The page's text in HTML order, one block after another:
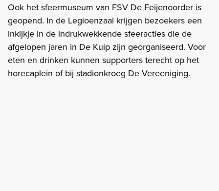
Ook het sfeermuseum van FSV De Feijenoorder is
geopend. In de Legioenzaal krijgen bezoekers een
inkijkje in de indrukwekkende sfeeracties die de
afgelopen jaren in De Kuip zijn georganiseerd. Voor
eten en drinken kunnen supporters terecht op het
horecaplein of bij stadionkroeg De Vereeniging.